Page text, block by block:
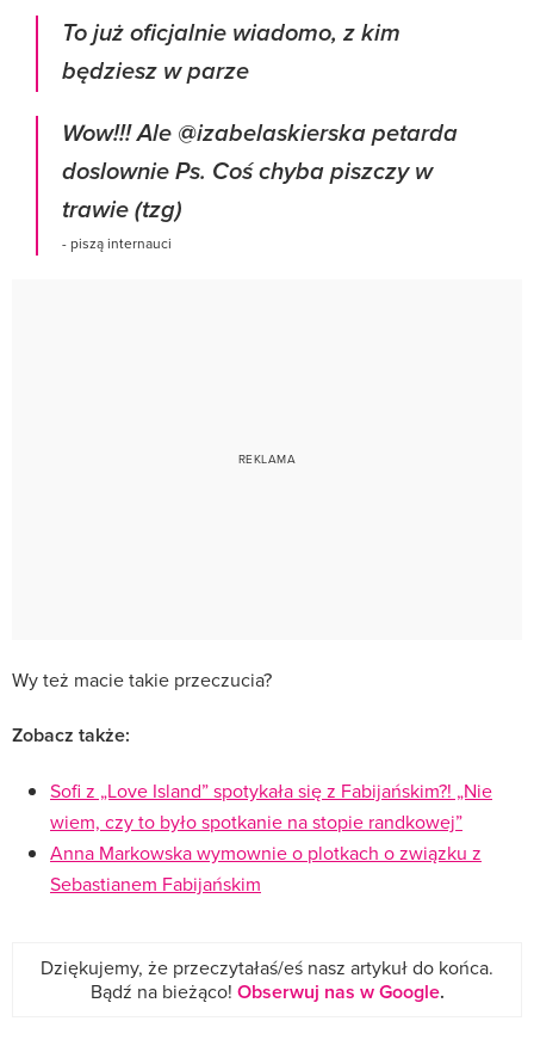
To już oficjalnie wiadomo, z kim
będziesz w parze
Wow!!! Ale @izabelaskierska petarda
doslownie Ps. Coś chyba piszczy w
trawie (tzg)
- piszą internauci
Wy też macie takie przeczucia?
Zobacz także:
Sofi z „Love Island” spotykała się z Fabijańskim?! „Nie
wiem, czy to było spotkanie na stopie randkowej”
Anna Markowska wymownie o plotkach o związku z
Sebastianem Fabijańskim
Dziękujemy, że przeczytałaś/eś nasz artykuł do końca.
Bądź na bieżąco! Obserwuj nas w Google.